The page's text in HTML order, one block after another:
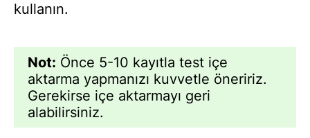
kullanın.
Not: Önce 5-10 kayıtla test içe
aktarma yapmanızı kuvvetle öneririz.
Gerekirse içe aktarmayı geri
alabilirsiniz.